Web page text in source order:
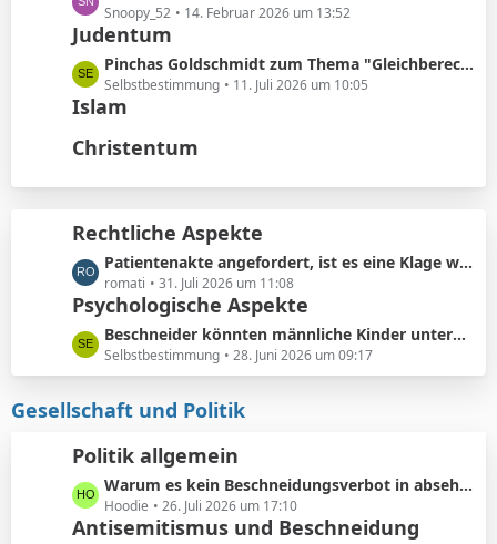
e
i
t
r
ä
g
e
z
t
e
e
t
ä
g
e
Snoopy_52 14. Februar 2026 um 13:52
Judentum
L
e
t
t
i
t
r
ä
g
e
Pinchas Goldschmidt zum Thema "Gleichberechtigung von Mann und Frau"
Selbstbestimmung 11. Juli 2026 um 10:05
Islam
Christentum
Rechtliche Aspekte
L
e
t
z
t
e
e
t
r
ä
g
Patientenakte angefordert, ist es eine Klage wert?
romati 31. Juli 2026 um 11:08
Psychologische Aspekte
L
e
t
t
e
B
e
i
t
Beschneider könnten männliche Kinder unterbewusst als ihre künftigen Konkurrenten bei der Partnersuche wahrnehmen.
Selbstbestimmung 28. Juni 2026 um 09:17
Gesellschaft und Politik
Politik allgemein
L
e
t
Warum es kein Beschneidungsverbot in absehbarer Zukunft geben wird: Vermeidung von Schmerzensgeld.
Hoodie 26. Juli 2026 um 17:10
Antisemitismus und Beschneidung